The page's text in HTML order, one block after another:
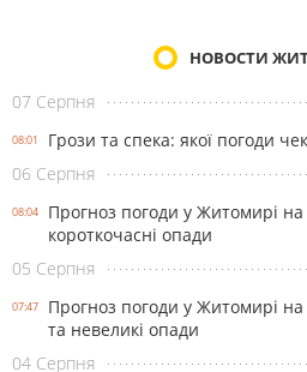
НОВОСТИ
07 Серпня
08:01
Грози та спека: якої погоди
06 Серпня
08:04
Прогноз погоди у Житомирі
короткочасні опади
05 Серпня
07:47
Прогноз погоди у Житомирі
та невеликі опади
04 Серпня